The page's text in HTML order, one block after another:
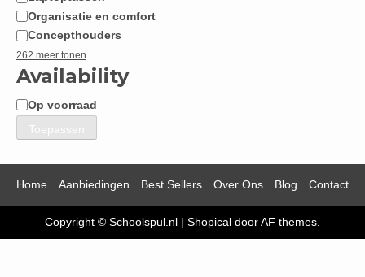
Organisatie en comfort
Concepthouders
262 meer tonen
Availability
Beschikbaarheid
Op voorraad
Toepassen
Home Aanbiedingen Best Sellers Over Ons Blog Contact
Copyright © Schoolspul.nl | Shopical door AF themes.